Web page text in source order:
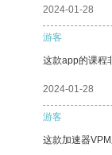
2024-01-28
游客
这款app的课程
2024-01-28
游客
这款加速器